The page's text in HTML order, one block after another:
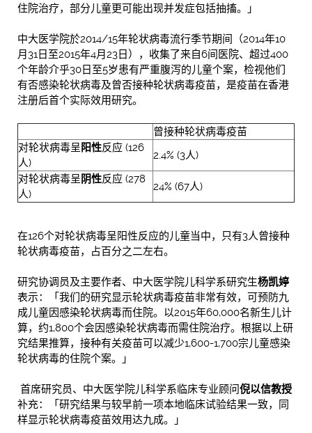
住院治疗，部分儿童更可能出现并发症包括抽搐。」
中大医学院於2014/15年轮状病毒流行季节期间（2014年10
月31日至2015年4月23日），收集了来自6间医院、超过400
个年龄介乎30日至5岁患有严重腹泻的儿童个案，检视他们
有否感染轮状病毒及曾否接种轮状病毒疫苗，是疫苗在香港
注册后首个实际效用研究。
曾接种轮状病毒疫苗
对轮状病毒呈 阳性反应 (126
人)
2.4% (3人)
对轮状病毒呈 阴性反应 (278
人)
24% (67人)
在126个对轮状病毒呈阳性反应的儿童当中，只有3人曾接种
轮状病毒疫苗，占百分之二左右。
研究协调员及主要作者、中大医学院儿科学系研究生杨凯婷
表示：「我们的研究显示轮状病毒疫苗非常有效，可预防九
成儿童因感染轮状病毒而住院。以2015年60,000名新生儿计
算，约1,800个会因感染轮状病毒而需住院治疗。根据以上研
究结果推算，接种有关疫苗可以减少1,600-1,700宗儿童感染
轮状病毒的住院个案。」
首席研究员、中大医学院儿科学系临床专业顾问倪以信教授
补充：「研究结果与较早前一项本地临床试验结果一致，同
样显示轮状病毒疫苗效用达九成。」